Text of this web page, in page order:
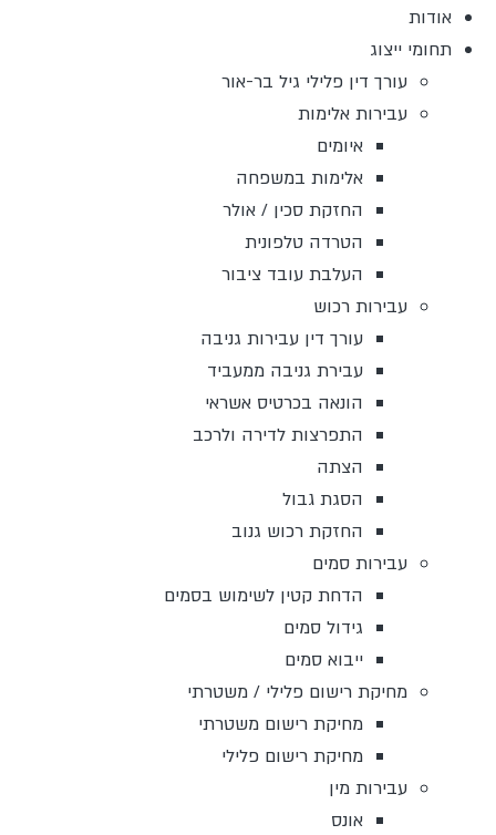
אודות
תחומי ייצוג
עורך דין פלילי גיל בר-אור
עבירות אלימות
איומים
אלימות במשפחה
החזקת סכין / אולר
הטרדה טלפונית
העלבת עובד ציבור
עבירות רכוש
עורך דין עבירות גניבה
עבירת גניבה ממעביד
הונאה בכרטיס אשראי
התפרצות לדירה ולרכב
הצתה
הסגת גבול
החזקת רכוש גנוב
עבירות סמים
הדחת קטין לשימוש בסמים
גידול סמים
ייבוא סמים
מחיקת רישום פלילי / משטרתי
מחיקת רישום משטרתי
מחיקת רישום פלילי
עבירות מין
אונס